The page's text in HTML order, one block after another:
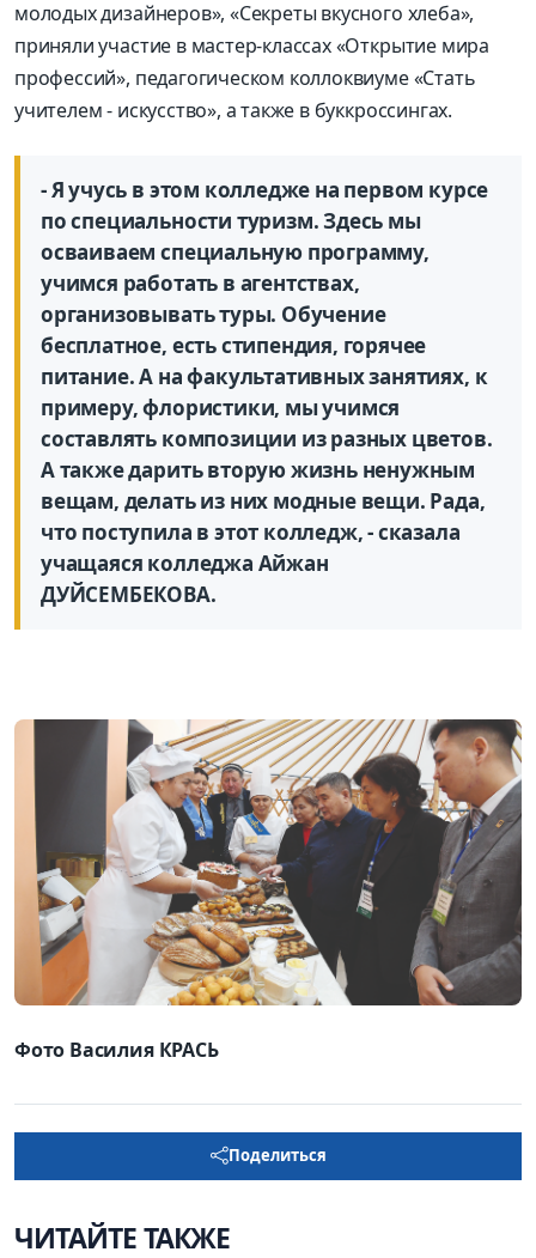
молодых дизайнеров», «Секреты вкусного хлеба»,
приняли участие в мастер-классах «Открытие мира
профессий», педагогическом коллоквиуме «Стать
учителем - искусство», а также в буккроссингах.
- Я учусь в этом колледже на первом курсе
по специальности туризм. Здесь мы
осваиваем специальную программу,
учимся работать в агентствах,
организовывать туры. Обучение
бесплатное, есть стипендия, горячее
питание. А на факультативных занятиях, к
примеру, флористики, мы учимся
составлять композиции из разных цветов.
А также дарить вторую жизнь ненужным
вещам, делать из них модные вещи. Рада,
что поступила в этот колледж, - сказала
учащаяся колледжа Айжан
ДУЙСЕМБЕКОВА.
Фото Василия КРАСЬ
Поделиться
ЧИТАЙТЕ ТАКЖЕ